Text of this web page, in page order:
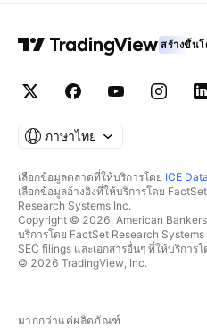
สร้างขึ้น
ภาษาไทย
เลือกข้อมูลตลาดที่ให้บริการโดย ICE
เลือกข้อมูลอ้างอิงที่ให้บริการโดย
Research Systems Inc.
Copyright © 2026, American
บริการโดย FactSet Research
SEC filings และเอกสารอื่นๆ ที่ให้บริการโ
© 2026 TradingView, Inc.
มากกว่าแค่ผลิตภัณฑ์